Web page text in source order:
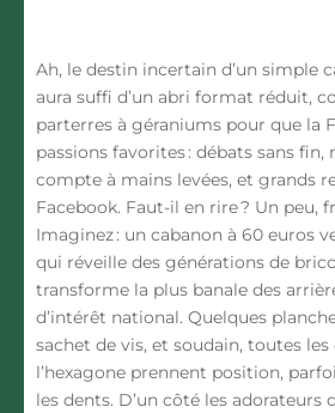
Ah, le destin incertain d’un simple
aura suffi d’un abri format réduit,
parterres à géraniums pour que la
passions favorites : débats sans
compte à mains levées, et grands
Facebook. Faut-il en rire ? Un peu,
Imaginez : un cabanon à 60 euros
qui réveille des générations de
transforme la plus banale des
d’intérêt national. Quelques
sachet de vis, et soudain, toutes
l’hexagone prennent position,
les dents. D’un côté les adorateurs